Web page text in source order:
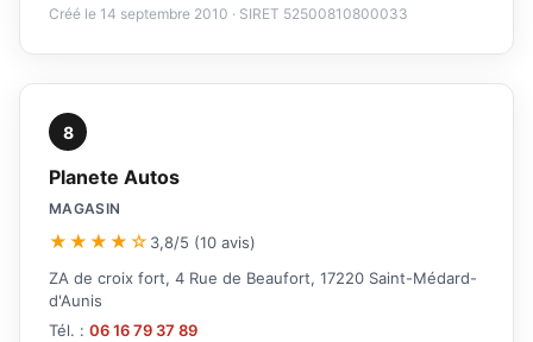
Créé le 14 septembre 2010 · SIRET 52500810800033
8
Planete Autos
MAGASIN
★★★★☆ 3,8/5 (10 avis)
ZA de croix fort, 4 Rue de Beaufort, 17220 Saint-Médard-
d'Aunis
Tél. : 06 16 79 37 89